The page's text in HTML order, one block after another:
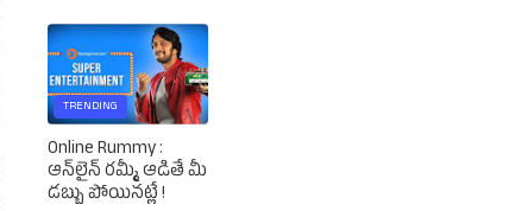
TRENDING
Online Rummy :
ఆన్‌లైన్‌ రమ్మీ ఆడితే మీ
డబ్బు పోయినట్లే !